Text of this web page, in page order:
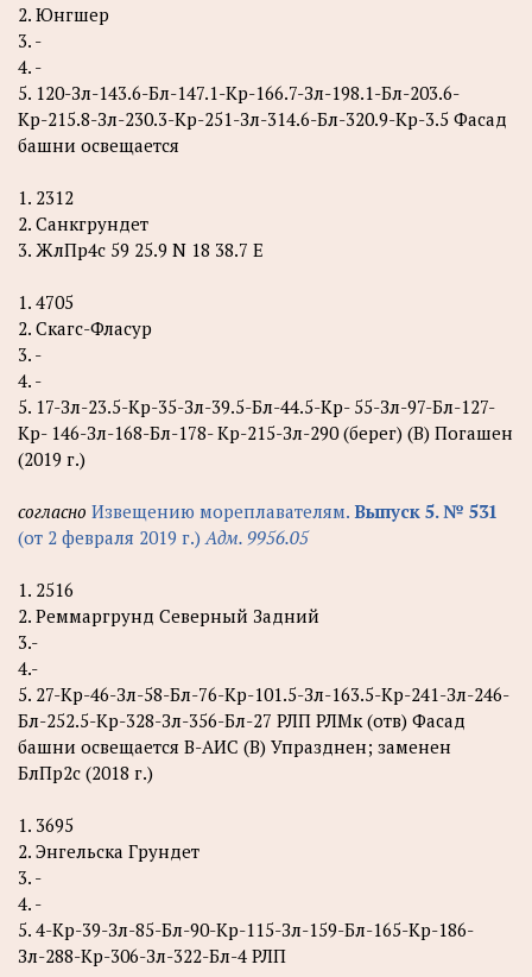
2. Юнгшер
3. -
4. -
5. 120-Зл-143.6-Бл-147.1-Кр-166.7-Зл-198.1-Бл-203.6-
Кр-215.8-Зл-230.3-Кр-251-Зл-314.6-Бл-320.9-Кр-3.5 Фасад
башни освещается
1. 2312
2. Санкгрундет
3. ЖлПр4с 59 25.9 N 18 38.7 Е
1. 4705
2. Скагс-Фласур
3. -
4. -
5. 17-Зл-23.5-Кр-35-Зл-39.5-Бл-44.5-Кр- 55-Зл-97-Бл-127-
Кр- 146-Зл-168-Бл-178- Кр-215-Зл-290 (берег) (В) Погашен
(2019 г.)
согласно Извещению мореплавателям. Выпуск 5. № 531
(от 2 февраля 2019 г.) Адм. 9956.05
1. 2516
2. Реммаргрунд Северный Задний
3.-
4.-
5. 27-Кр-46-Зл-58-Бл-76-Кр-101.5-Зл-163.5-Кр-241-Зл-246-
Бл-252.5-Кр-328-Зл-356-Бл-27 РЛП РЛМк (отв) Фасад
башни освещается В-АИС (В) Упразднен; заменен
БлПр2с (2018 г.)
1. 3695
2. Энгельска Грундет
3. -
4. -
5. 4-Кр-39-Зл-85-Бл-90-Кр-115-Зл-159-Бл-165-Кр-186-
Зл-288-Кр-306-Зл-322-Бл-4 РЛП